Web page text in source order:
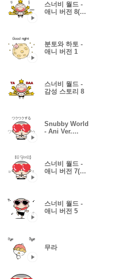
스너비 월드 -
애니 버전 8(한
분토와 하토 -
애니 버전 1
스너비 월드 -
감성 스토리 8
Snubby World
- Ani Ver.
스너비 월드 -
애니 버전 7(한
스너비 월드 -
애니 버전 5
무라